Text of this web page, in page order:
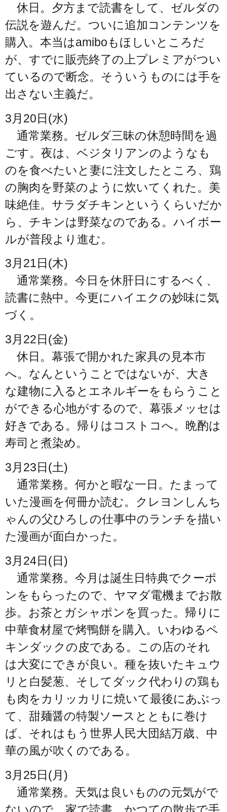
休日。夕方まで読書をして、ゼルダの
伝説を遊んだ。ついに追加コンテンツを
購入。本当はamiboもほしいところだ
が、すでに販売終了の上プレミアがつい
ているので断念。そういうものには手を
出さない主義だ。
3月20日(水)
通常業務。ゼルダ三昧の休憩時間を過
ごす。夜は、ベジタリアンのようなも
のを食べたいと妻に注文したところ、鶏
の胸肉を野菜のように炊いてくれた。美
味絶佳。サラダチキンというくらいだか
ら、チキンは野菜なのである。ハイボー
ルが普段より進む。
3月21日(木)
通常業務。今日を休肝日にするべく、
読書に熱中。今更にハイエクの妙味に気
づく。
3月22日(金)
休日。幕張で開かれた家具の見本市
へ。なんということではないが、大き
な建物に入るとエネルギーをもらうこと
ができる心地がするので、幕張メッセは
好きである。帰りはコストコへ。晩酌は
寿司と煮染め。
3月23日(土)
通常業務。何かと暇な一日。たまって
いた漫画を何冊か読む。クレヨンしんち
ゃんの父ひろしの仕事中のランチを描い
た漫画が面白かった。
3月24日(日)
通常業務。今月は誕生日特典でクーポ
ンをもらったので、ヤマダ電機までお散
歩。お茶とガシャポンを買った。帰りに
中華食材屋で烤鴨餅を購入。いわゆるペ
キンダックの皮である。この店のそれ
は大変にできが良い。種を抜いたキュウ
リと白髪葱、そしてダック代わりの鶏も
も肉をカリッカリに焼いて最後にあぶっ
て、甜麺醤の特製ソースとともに巻け
ば、それはもう世界人民大団結万歳、中
華の風が吹くのである。
3月25日(月)
通常業務。天気は良いものの元気がで
ないので、家で読書。かつての散歩で手